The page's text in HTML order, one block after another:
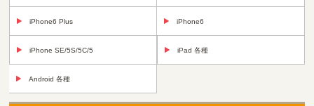
iPhone6 Plus iPhone6
iPhone SE/5S/5C/5 iPad 各種
Android 各種